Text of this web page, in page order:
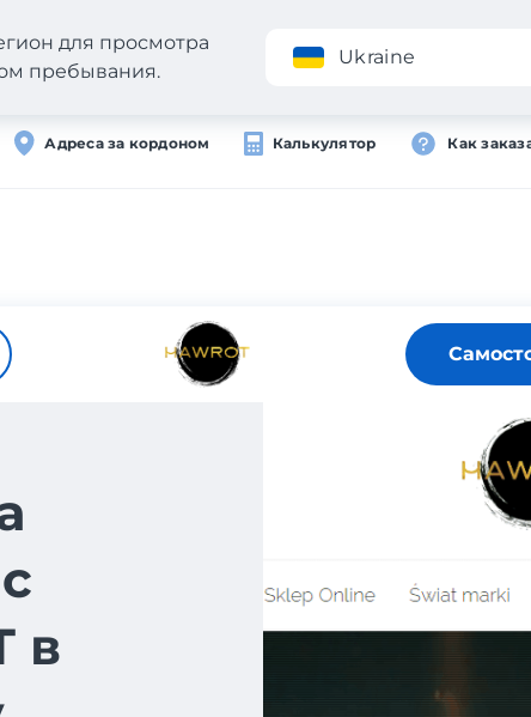
Приложение
Адреса за кордоном Калькулятор Как
для просмотра
пребывания.
Ukraine
в